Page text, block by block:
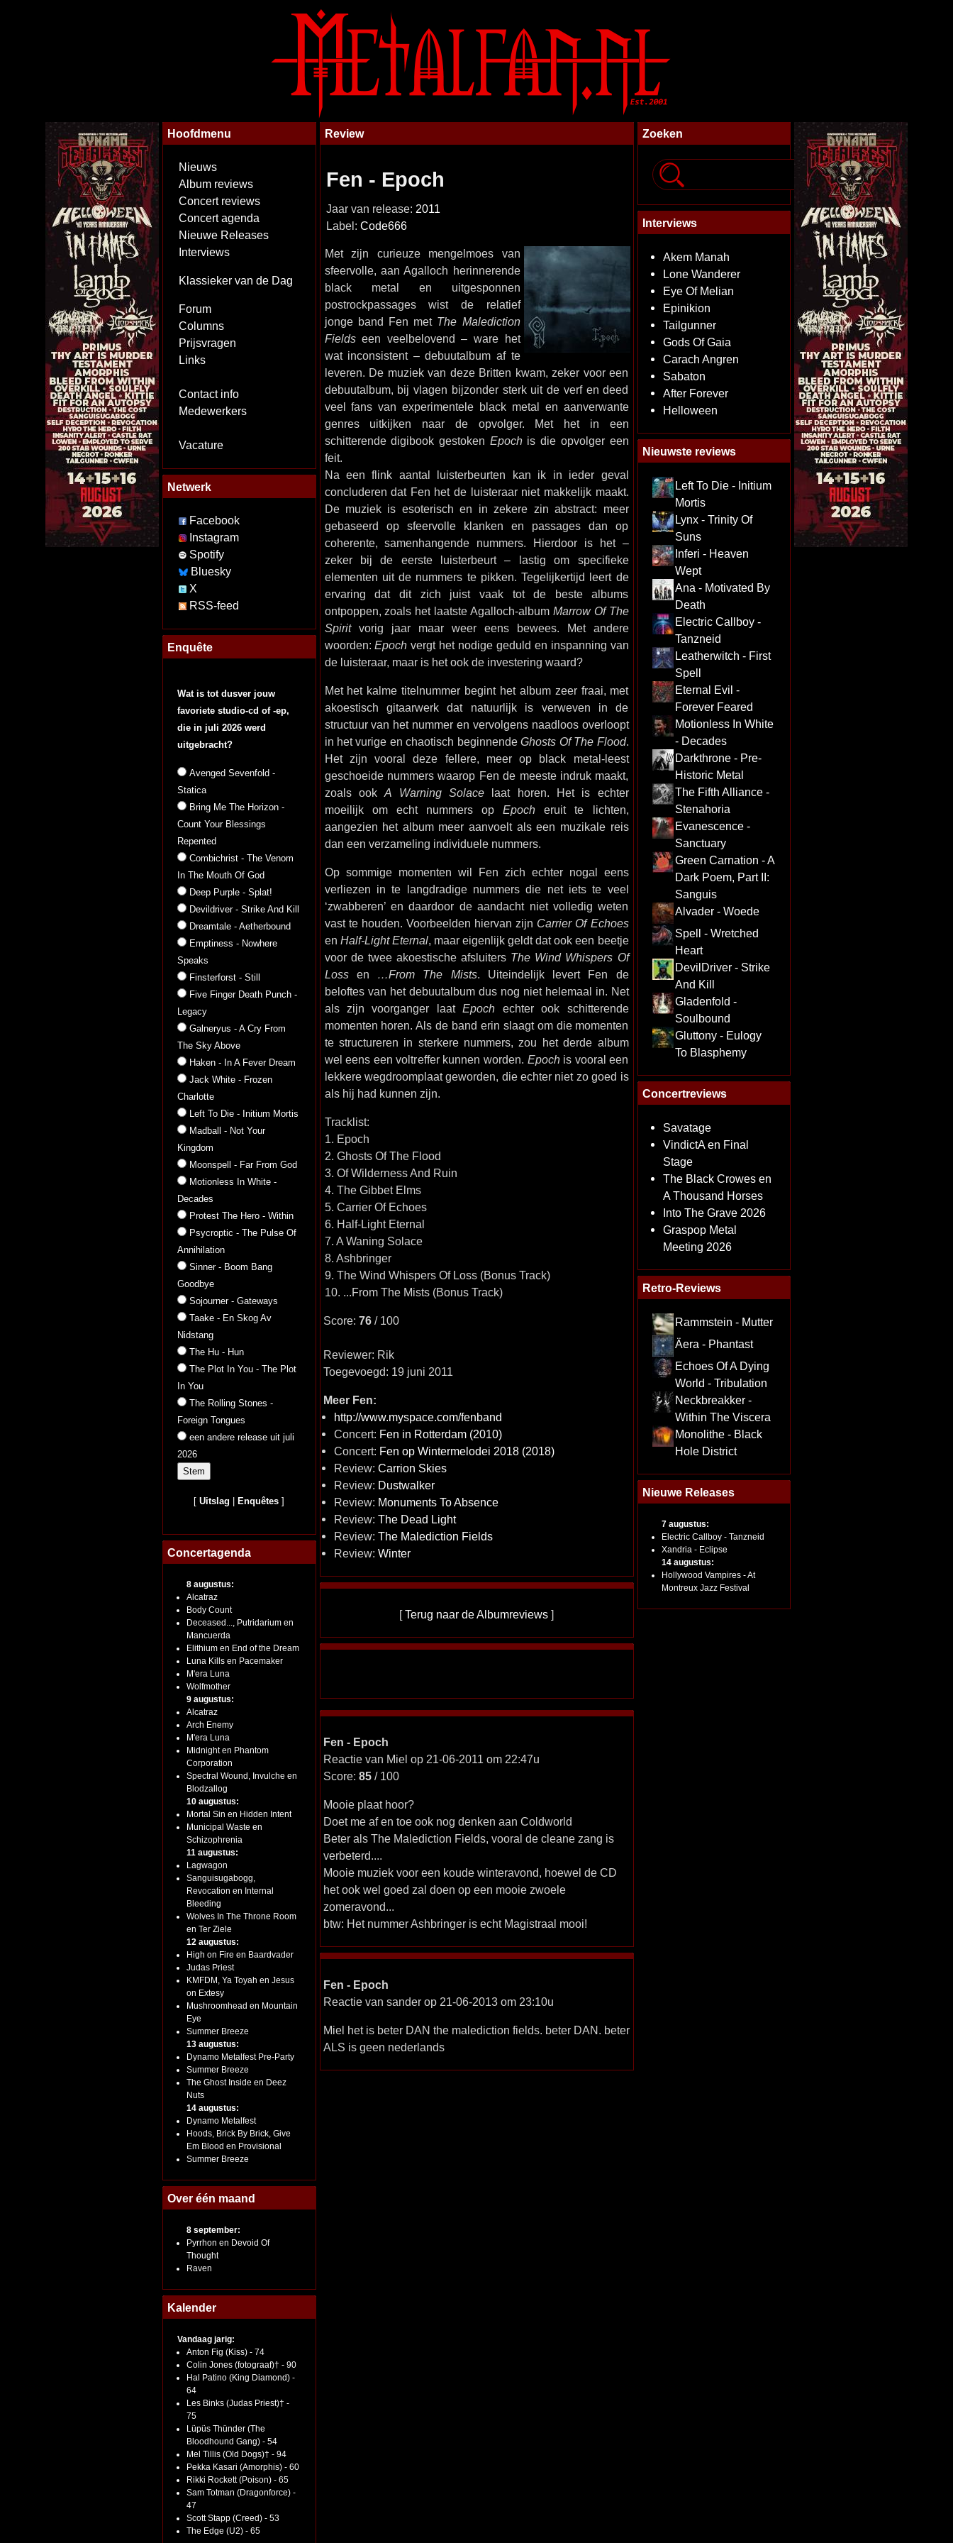
Hoofdmenu
Nieuws
Album reviews
Concert reviews
Concert agenda
Nieuwe Releases
Interviews
Klassieker van de Dag
Forum
Columns
Prijsvragen
Links
Contact info
Medewerkers
Vacature
Netwerk
Facebook
Instagram
Spotify
Bluesky
X
RSS-feed
Enquête
Wat is tot dusver jouw
favoriete studio-cd of -ep,
die in juli 2026 werd
uitgebracht?
Avenged Sevenfold -
Statica
Bring Me The Horizon -
Count Your Blessings
Repented
Combichrist - The Venom
In The Mouth Of God
Deep Purple - Splat!
Devildriver - Strike And Kill
Dreamtale - Aetherbound
Emptiness - Nowhere
Speaks
Finsterforst - Still
Five Finger Death Punch -
Legacy
Galneryus - A Cry From
The Sky Above
Haken - In A Fever Dream
Jack White - Frozen
Charlotte
Left To Die - Initium Mortis
Madball - Not Your
Kingdom
Moonspell - Far From God
Motionless In White -
Decades
Protest The Hero - Within
Psycroptic - The Pulse Of
Annihilation
Sinner - Boom Bang
Goodbye
Sojourner - Gateways
Taake - En Skog Av
Nidstang
The Hu - Hun
The Plot In You - The Plot
In You
The Rolling Stones -
Foreign Tongues
een andere release uit juli
2026
[Uitslag Enquêtes ]
Concertagenda
8 augustus:
Alcatraz
Body Count
Deceased..., Putridarium en
Mancuerda
Elithium en End of the Dream
Luna Kills en Pacemaker
M'era Luna
Wolfmother
9 augustus:
Alcatraz
Arch Enemy
M'era Luna
Midnight en Phantom
Corporation
Spectral Wound, Invulche en
Blodzallog
10 augustus:
Mortal Sin en Hidden Intent
Municipal Waste en
Schizophrenia
11 augustus:
Lagwagon
Sanguisugabogg,
Revocation en Internal
Bleeding
Wolves In The Throne Room
en Ter Ziele
12 augustus:
High on Fire en Baardvader
Judas Priest
KMFDM, Ya Toyah en Jesus
on Extesy
Mushroomhead en Mountain
Eye
Summer Breeze
13 augustus:
Dynamo Metalfest Pre-Party
Summer Breeze
The Ghost Inside en Deez
Nuts
14 augustus:
Dynamo Metalfest
Hoods, Brick By Brick, Give
Em Blood en Provisional
Summer Breeze
Over één maand
8 september:
Pyrrhon en Devoid Of
Thought
Raven
Kalender
Vandaag jarig:
Anton Fig (Kiss) - 74
Colin Jones (fotograaf)† - 90
Hal Patino (King Diamond) -
64
Les Binks (Judas Priest)† -
75
Lüpüs Thünder (The
Bloodhound Gang) - 54
Mel Tillis (Old Dogs)† - 94
Pekka Kasari (Amorphis) - 60
Rikki Rockett (Poison) - 65
Sam Totman (Dragonforce) -
47
Scott Stapp (Creed) - 53
The Edge (U2) - 65
Review
Fen - Epoch
Jaar van release: 2011
Label: Code666
Met zijn curieuze mengelmoes van
sfeervolle, aan Agalloch herinnerende
black metal en uitgesponnen
postrockpassages wist de relatief
jonge band Fen met The Malediction
Fieldseen veelbelovend – ware het
wat inconsistent – debuutalbum af te
leveren. De muziek van deze Britten kwam, zeker voor een
debuutalbum, bij vlagen bijzonder sterk uit de verf en deed
veel fans van experimentele black metal en aanverwante
genres uitkijken naar de opvolger. Met het in een
schitterende digibook gestoken Epochis die opvolger een
feit.
Na een flink aantal luisterbeurten kan ik in ieder geval
concluderen dat Fen het de luisteraar niet makkelijk maakt.
De muziek is esoterisch en in zekere zin abstract: meer
gebaseerd op sfeervolle klanken en passages dan op
coherente, samenhangende nummers. Hierdoor is het –
zeker bij de eerste luisterbeurt – lastig om specifieke
elementen uit de nummers te pikken. Tegelijkertijd leert de
ervaring dat dit zich juist vaak tot de beste albums
ontpoppen, zoals het laatste Agalloch-album Marrow Of The
Spiritvorig jaar maar weer eens bewees. Met andere
woorden:Epoch vergt het nodige geduld en inspanning van
de luisteraar, maar is het ook de investering waard?
Met het kalme titelnummer begint het album zeer fraai, met
akoestisch gitaarwerk dat natuurlijk is verweven in de
structuur van het nummer en vervolgens naadloos overloopt
in het vurige en chaotisch beginnendeGhosts Of The Flood.
Het zijn vooral deze fellere, meer op black metal-leest
geschoeide nummers waarop Fen de meeste indruk maakt,
zoals ookA Warning Solacelaat horen. Het is echter
moeilijk om echt nummers opEpoch eruit te lichten,
aangezien het album meer aanvoelt als een muzikale reis
dan een verzameling individuele nummers.
Op sommige momenten wil Fen zich echter nogal eens
verliezen in te langdradige nummers die net iets te veel
‘zwabberen’ en daardoor de aandacht niet volledig weten
vast te houden. Voorbeelden hiervan zijn Carrier Of Echoes
en Half-Light Eternal, maar eigenlijk geldt dat ook een beetje
voor de twee akoestische afsluiters The Wind Whispers Of
Lossen …From The Mists. Uiteindelijk levert Fen de
beloftes van het debuutalbum dus nog niet helemaal in. Net
als zijn voorganger laatEpoch echter ook schitterende
momenten horen. Als de band erin slaagt om die momenten
te structureren in sterkere nummers, zou het derde album
wel eens een voltreffer kunnen worden. Epochis vooral een
lekkere wegdroomplaat geworden, die echter niet zo goed is
als hij had kunnen zijn.
Tracklist:
1. Epoch
2. Ghosts Of The Flood
3. Of Wilderness And Ruin
4. The Gibbet Elms
5. Carrier Of Echoes
6. Half-Light Eternal
7. A Waning Solace
8. Ashbringer
9. The Wind Whispers Of Loss (Bonus Track)
10. ...From The Mists (Bonus Track)
Score: 76/ 100
Reviewer: Rik
Toegevoegd: 19 juni 2011
Meer Fen:
http://www.myspace.com/fenband
Concert: Fen in Rotterdam (2010)
Concert: Fen op Wintermelodei 2018 (2018)
Review: Carrion Skies
Review: Dustwalker
Review: Monuments To Absence
Review: The Dead Light
Review: The Malediction Fields
Review: Winter
[Terug naar de Albumreviews ]
Fen - Epoch
Reactie van Miel op 21-06-2011 om 22:47u
Score: 85/ 100
Mooie plaat hoor?
Doet me af en toe ook nog denken aan Coldworld
Beter als The Malediction Fields, vooral de cleane zang is
verbeterd....
Mooie muziek voor een koude winteravond, hoewel de CD
het ook wel goed zal doen op een mooie zwoele
zomeravond...
btw: Het nummer Ashbringer is echt Magistraal mooi!
Fen - Epoch
Reactie van sander op 21-06-2013 om 23:10u
Miel het is beter DAN the malediction fields. beter DAN. beter
ALS is geen nederlands
Zoeken
Interviews
Akem Manah
Lone Wanderer
Eye Of Melian
Epinikion
Tailgunner
Gods Of Gaia
Carach Angren
Sabaton
After Forever
Helloween
Nieuwste reviews
Left To Die - Initium
Mortis
Lynx - Trinity Of
Suns
Inferi - Heaven
Wept
Ana - Motivated By
Death
Electric Callboy -
Tanzneid
Leatherwitch - First
Spell
Eternal Evil -
Forever Feared
Motionless In White
- Decades
Darkthrone - Pre-
Historic Metal
The Fifth Alliance -
Stenahoria
Evanescence -
Sanctuary
Green Carnation - A
Dark Poem, Part II:
Sanguis
Alvader - Woede
Spell - Wretched
Heart
DevilDriver - Strike
And Kill
Gladenfold -
Soulbound
Gluttony - Eulogy
To Blasphemy
Concertreviews
Savatage
VindictA en Final
Stage
The Black Crowes en
A Thousand Horses
Into The Grave 2026
Graspop Metal
Meeting 2026
Retro-Reviews
Rammstein - Mutter
Äera - Phantast
Echoes Of A Dying
World - Tribulation
Neckbreakker -
Within The Viscera
Monolithe - Black
Hole District
Nieuwe Releases
7 augustus:
Electric Callboy - Tanzneid
Xandria - Eclipse
14 augustus:
Hollywood Vampires - At
Montreux Jazz Festival